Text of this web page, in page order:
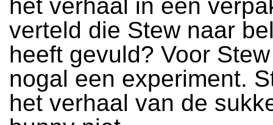
het verhaal in een
verteld die Stew naar
heeft gevuld? Voor
nogal een experiment.
het verhaal van de